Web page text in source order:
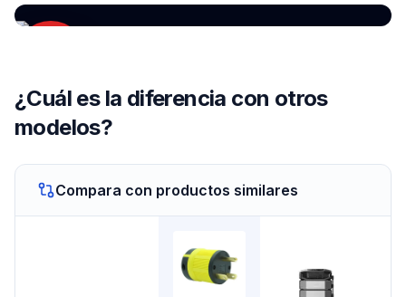
¿Cuál es la diferencia con otros
modelos?
Compara con productos similares